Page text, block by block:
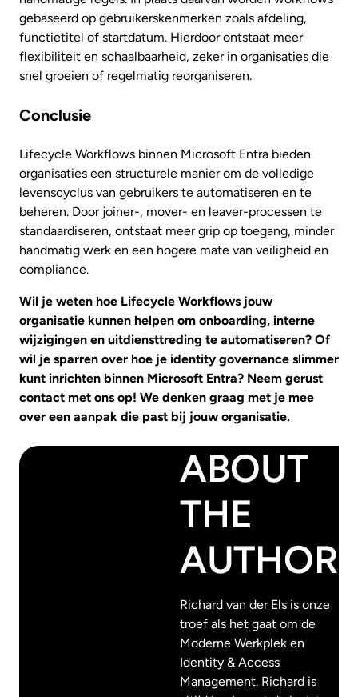
gebaseerd op gebruikerskenmerken zoals afdeling,
functietitel of startdatum. Hierdoor ontstaat meer
flexibiliteit en schaalbaarheid, zeker in organisaties die
snel groeien of regelmatig reorganiseren.
Conclusie
Lifecycle Workflows binnen Microsoft Entra bieden
organisaties een structurele manier om de volledige
levenscyclus van gebruikers te automatiseren en te
beheren. Door joiner-, mover- en leaver-processen te
standaardiseren, ontstaat meer grip op toegang, minder
handmatig werk en een hogere mate van veiligheid en
compliance.
Wil je weten hoe Lifecycle Workflows jouw
organisatie kunnen helpen om onboarding, interne
wijzigingen en uitdiensttreding te automatiseren? Of
wil je sparren over hoe je identity governance slimmer
kunt inrichten binnen Microsoft Entra? Neem gerust
contact met ons op! We denken graag met je mee
over een aanpak die past bij jouw organisatie.
ABOUT
THE
AUTHOR
Richard van der Els is onze
troef als het gaat om de
Moderne Werkplek en
Identity & Access
Management. Richard is